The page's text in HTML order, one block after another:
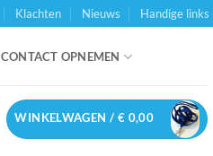
Klachten Nieuws Handige links
CONTACT OPNEMEN
WINKELWAGEN / € 0,00